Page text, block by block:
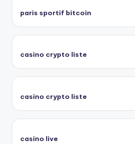
paris sportif bitcoin
casino crypto liste
casino crypto liste
casino live